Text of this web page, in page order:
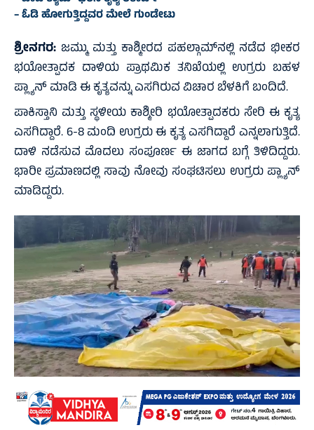
– ಓಡಿ ಹೋಗುತ್ತಿದ್ದವರ ಮೇಲೆ ಗುಂಡೇಟು
ಶ್ರೀನಗರ: ಜಮ್ಮು ಮತ್ತು ಕಾಶ್ಮೀರದ ಪಹಲ್ಗಾಮ್‌ನಲ್ಲಿ ನಡೆದ ಭೀಕರ
ಭಯೋತ್ಪಾದಕ ದಾಳಿಯ ಪ್ರಾಥಮಿಕ ತನಿಖೆಯಲ್ಲಿ ಉಗ್ರರು ಬಹಳ
ಪ್ಲ್ಯಾನ್‌ ಮಾಡಿ ಈ ಕೃತ್ಯವನ್ನು ಎಸಗಿರುವ ವಿಚಾರ ಬೆಳಕಿಗೆ ಬಂದಿದೆ.
ಪಾಕಿಸ್ತಾನಿ ಮತ್ತು ಸ್ಥಳೀಯ ಕಾಶ್ಮೀರಿ ಭಯೋತ್ಪಾದಕರು ಸೇರಿ ಈ ಕೃತ್ಯ
ಎಸಗಿದ್ದಾರೆ. 6-8 ಮಂದಿ ಉಗ್ರರು ಈ ಕೃತ್ಯ ಎಸಗಿದ್ದಾರೆ ಎನ್ನಲಾಗುತ್ತಿದೆ.
ದಾಳಿ ನಡೆಸುವ ಮೊದಲು ಸಂಪೂರ್ಣ ಈ ಜಾಗದ ಬಗ್ಗೆ ತಿಳಿದಿದ್ದರು.
ಭಾರೀ ಪ್ರಮಾಣದಲ್ಲಿ ಸಾವು ನೋವು ಸಂಘಟಿಸಲು ಉಗ್ರರು ಪ್ಲ್ಯಾನ್‌
ಮಾಡಿದ್ದರು.